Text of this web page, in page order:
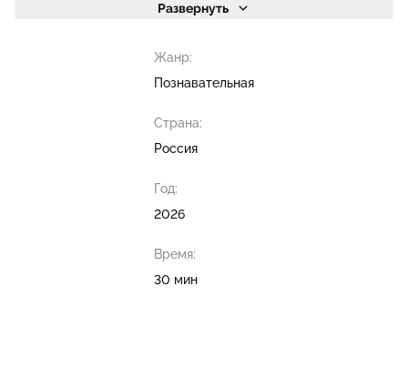
Развернуть
Жанр:
Познавательная
Страна:
Россия
Год:
2026
Время:
30 мин